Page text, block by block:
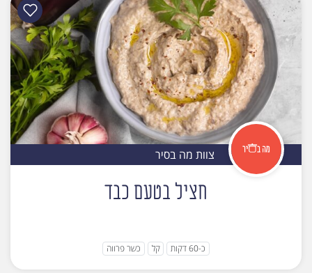
צוות מה בסיר
חציל בטעם כבד
כ-60 דקות קל כשר פרווה